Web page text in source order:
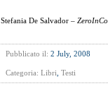
Stefania De Salvador –
Pubblicato il: 2 July, 2008
Categoria: Libri Testi